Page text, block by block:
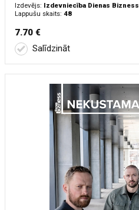
Izdevējs: Izdevniecība Dienas Bizness
Lappušu skaits: 48
7.70 €
Salīdzināt